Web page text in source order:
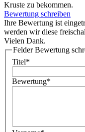
Kruste zu bekommen.
Bewertung schreiben
Ihre Bewertung ist
werden wir diese
Vielen Dank.
Felder Bewertung
Titel*
Bewertung*